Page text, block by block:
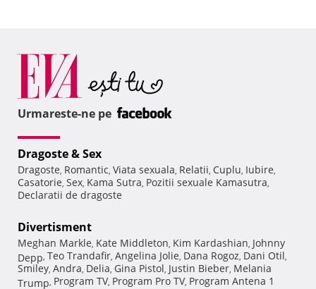
Urmareste-ne pe
Dragoste & Sex
Dragoste, Romantic, Viata sexuala, Relatii, Cuplu, Iubire,
Casatorie, Sex, Kama Sutra, Pozitii sexuale Kamasutra,
Declaratii de dragoste
Divertisment
Meghan Markle, Kate Middleton, Kim Kardashian, Johnny
Depp, Teo Trandafir, Angelina Jolie, Dana Rogoz, Dani Otil,
Smiley, Andra, Delia, Gina Pistol, Justin Bieber, Melania
Trump, Program TV, Program Pro TV, Program Antena 1